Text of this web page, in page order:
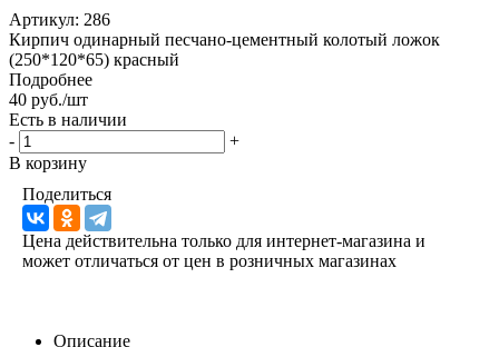
Артикул: 286
Кирпич одинарный песчано-цементный колотый ложок
(250*120*65) красный
Подробнее
40 руб./шт
Есть в наличии
-
+
В корзину
Поделиться
Цена действительна только для интернет-магазина и
может отличаться от цен в розничных магазинах
Описание